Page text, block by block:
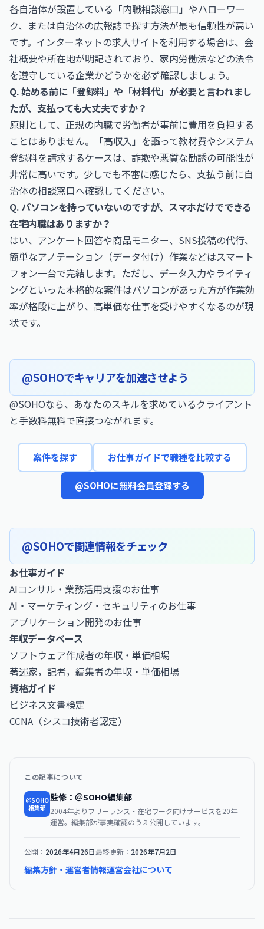
各自治体が設置している「内職相談窓口」やハローワー
ク、または自治体の広報誌で探す方法が最も信頼性が高い
です。インターネットの求人サイトを利用する場合は、会
社概要や所在地が明記されており、家内労働法などの法令
を遵守している企業かどうかを必ず確認しましょう。
Q. 始める前に「登録料」や「材料代」が必要と言われまし
たが、支払っても大丈夫ですか？
原則として、正規の内職で労働者が事前に費用を負担する
ことはありません。「高収入」を謳って教材費やシステム
登録料を請求するケースは、詐欺や悪質な勧誘の可能性が
非常に高いです。少しでも不審に感じたら、支払う前に自
治体の相談窓口へ確認してください。
Q. パソコンを持っていないのですが、スマホだけでできる
在宅内職はありますか？
はい、アンケート回答や商品モニター、SNS投稿の代行、
簡単なアノテーション（データ付け）作業などはスマート
フォン一台で完結します。ただし、データ入力やライティ
ングといった本格的な案件はパソコンがあった方が作業効
率が格段に上がり、高単価な仕事を受けやすくなるのが現
状です。
@SOHOでキャリアを加速させよう
@SOHOなら、あなたのスキルを求めているクライアント
と手数料無料で直接つながれます。
案件を探す お仕事ガイドで職種を比較する
@SOHOに無料会員登録する
@SOHOで関連情報をチェック
お仕事ガイド
AIコンサル・業務活用支援のお仕事
AI・マーケティング・セキュリティのお仕事
アプリケーション開発のお仕事
年収データベース
ソフトウェア作成者の年収・単価相場
著述家，記者，編集者の年収・単価相場
資格ガイド
ビジネス文書検定
CCNA（シスコ技術者認定）
この記事について
＠SOHO
編集部
監修：＠SOHO編集部
2004年よりフリーランス・在宅ワーク向けサービスを20年
運営。編集部が事実確認のうえ公開しています。
公開： 2026年4月26日最終更新： 2026年7月2日
編集方針・運営者情報運営会社について